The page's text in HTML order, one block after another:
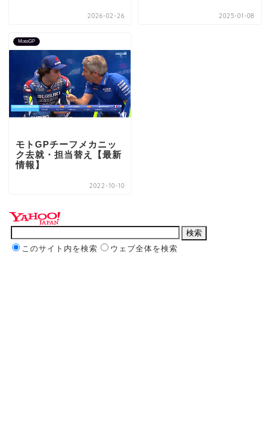
2026-02-26 2025-01-08
MotoGP
モトGPチーフメカニッ
ク去就・担当替え【最新
情報】
2022-10-10
このサイト内を検索 ウェブ全体を検索